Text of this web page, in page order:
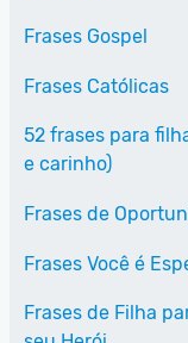
Frases Gospel
Frases Católicas
52 frases para
e carinho)
Frases de
Frases Você é
Frases de Filha